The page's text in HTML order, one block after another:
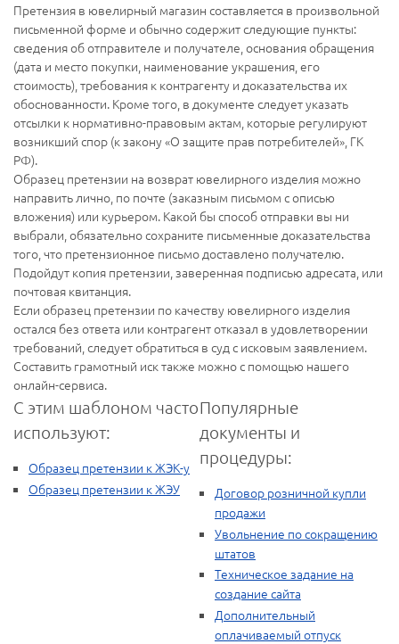
Претензия в ювелирный магазин составляется в произвольной
письменной форме и обычно содержит следующие пункты:
сведения об отправителе и получателе, основания обращения
(дата и место покупки, наименование украшения, его
стоимость), требования к контрагенту и доказательства их
обоснованности. Кроме того, в документе следует указать
отсылки к нормативно-правовым актам, которые регулируют
возникший спор (к закону «О защите прав потребителей», ГК
РФ).
Образец претензии на возврат ювелирного изделия можно
направить лично, по почте (заказным письмом с описью
вложения) или курьером. Какой бы способ отправки вы ни
выбрали, обязательно сохраните письменные доказательства
того, что претензионное письмо доставлено получателю.
Подойдут копия претензии, заверенная подписью адресата, или
почтовая квитанция.
Если образец претензии по качеству ювелирного изделия
остался без ответа или контрагент отказал в удовлетворении
требований, следует обратиться в суд с исковым заявлением.
Составить грамотный иск также можно с помощью нашего
онлайн-сервиса.
С этим шаблоном часто
используют:
Образец претензии к ЖЭК-у
Образец претензии к ЖЭУ
Популярные
документы и
процедуры:
Договор розничной купли
продажи
Увольнение по сокращению
штатов
Техническое задание на
создание сайта
Дополнительный
оплачиваемый отпуск